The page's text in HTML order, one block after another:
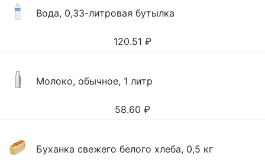
Вода, 0,33-литровая бутылка
120.51 ₽
Молоко, обычное, 1 литр
58.60 ₽
Буханка свежего белого хлеба, 0,5 кг